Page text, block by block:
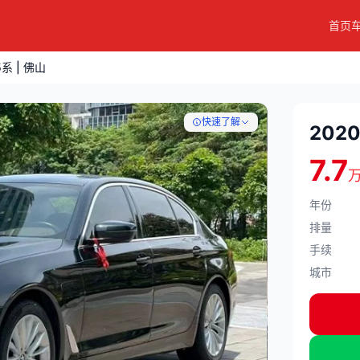
首页
| 佛山
快速了解
7.7
年份
排量
手续
城市